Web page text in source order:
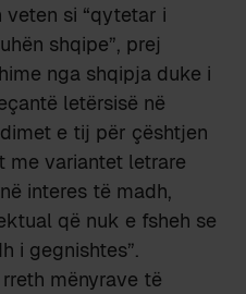
veten si “qytetar i
shqipe”, prej
nga shqipja duke i
letërsisë në
e tij për çështjen
me variantet letrare
interes të madh,
që nuk e fsheh se
i gegnishtes”.
mënyrave të